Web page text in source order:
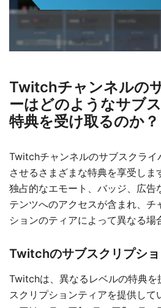
Twitchチャンネルの
ーはどのようなサブ
特典を受け取るのか？
Twitchチャンネルのサブスクライ
させるさまざまな特典を享受しま
独占的なエモート、バッジ、広告
テンツへのアクセスが含まれ、チ
ションのティアによって異なる場
Twitchのサブスクリプシ
Twitchは、異なるレベルの特典を
スクリプションティアを提供して